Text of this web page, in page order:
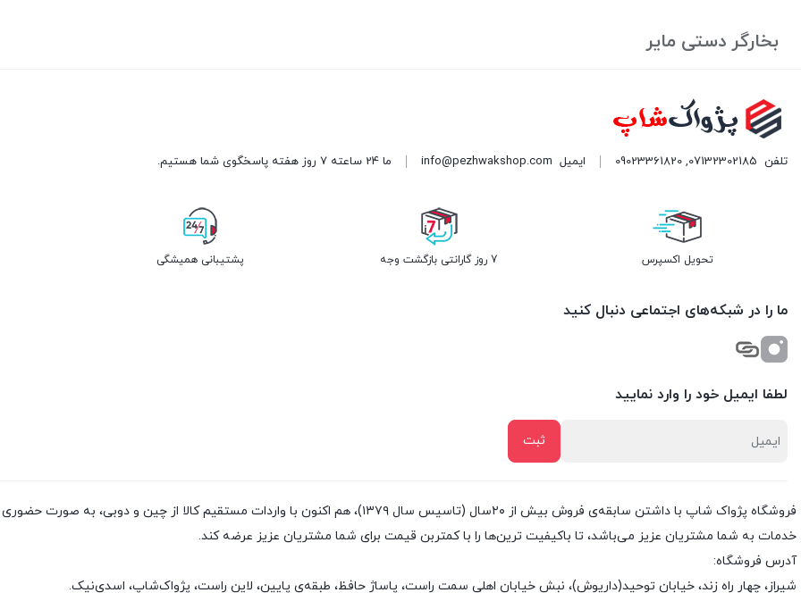
بخارگر دستی مایر
تلفن 07132302185
,
09023361820 ایمیل info@pezhwakshop.com ما 24 ساعته 7 روز هفته پاسخگوی شما هستیم.
تحویل اکسپرس 7 روز گارانتی بازگشت وجه پشتیبانی همیشگی
ما را در شبکه‌های اجتماعی دنبال کنید
لطفا ایمیل خود را وارد نمایید
فروشگاه پژواک شاپ با داشتن سابقه‌ی فروش بیش از ۲۰سال (تاسیس سال ۱۳۷۹)، هم اکنون با واردات
خدمات به شما مشتریان عزیز می‌باشد، تا باکیفیت ترین‌ها را با کمتربن قیمت برای شما مشتریان عزیز عرضه کند.
آدرس فروشگاه:
شیراز، چهار راه زند، خیابان توحید(داریوش)، نبش خیابان اهلی سمت راست، پاساژ حافظ، طبقه‌ی پایین، لاین راست، پژواک‌شاپ، اسدی‌نیک.